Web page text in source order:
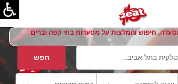
חיפוש והמלצות על מסעדות בתי קפה וברים